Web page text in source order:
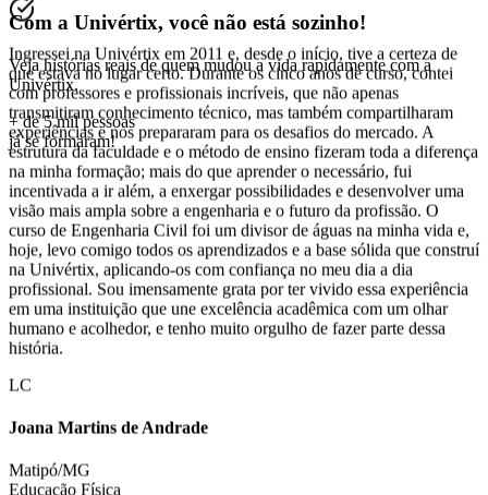
Com a Univértix, você não está sozinho!
Veja histórias reais de quemmudou a vida rapidamente com a
Univértix.
+ de 5 mil pessoas
já se formaram!
Engenharia Civil
Ingressei na Univértix em 2011 e, desde o início, tive a certeza de
que estava no lugar certo. Durante os cinco anos de curso, contei
com professores e profissionais incríveis, que não apenas
transmitiram conhecimento técnico, mas também compartilharam
experiências e nos prepararam para os desafios do mercado. A
estrutura da faculdade e o método de ensino fizeram toda a diferença
na minha formação; mais do que aprender o necessário, fui
incentivada a ir além, a enxergar possibilidades e desenvolver uma
visão mais ampla sobre a engenharia e o futuro da profissão. O
curso de Engenharia Civil foi um divisor de águas na minha vida e,
hoje, levo comigo todos os aprendizados e a base sólida que construí
na Univértix, aplicando-os com confiança no meu dia a dia
profissional. Sou imensamente grata por ter vivido essa experiência
em uma instituição que une excelência acadêmica com um olhar
história.
LC
Joana Martins de Andrade